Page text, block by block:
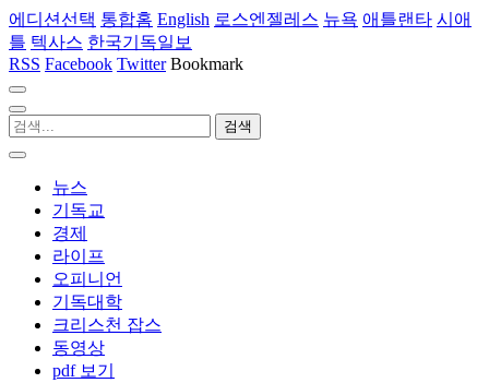
에디션선택 통합홈 English 로스엔젤레스 뉴욕 애틀랜타 시애
틀 텍사스 한국기독일보
RSS Facebook Twitter Bookmark
뉴스
기독교
경제
라이프
오피니언
기독대학
크리스천 잡스
동영상
pdf 보기